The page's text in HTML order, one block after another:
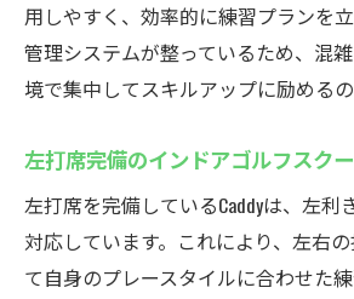
用しやすく、効率的に練習プランを
管理システムが整っているため、混
境で集中してスキルアップに励めるの
左打席完備のインドアゴルフスク
左打席を完備しているCaddyは、左利
対応しています。これにより、左右
て自身のプレースタイルに合わせた